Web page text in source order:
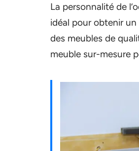
La personnalité de
idéal pour obtenir
des meubles de
meuble sur-mesure